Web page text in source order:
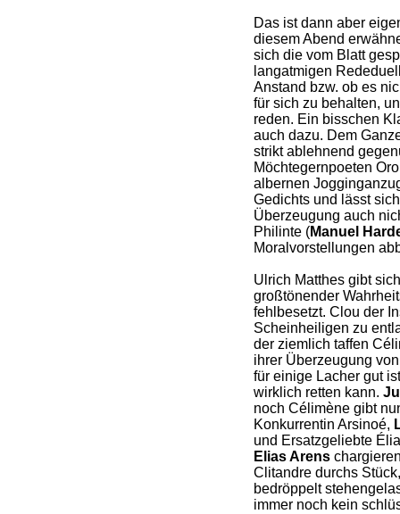
Das ist dann aber
diesem Abend
sich die vom Blatt
langatmigen
Anstand bzw. ob es
für sich zu behalten,
reden. Ein bisschen
auch dazu. Dem
strikt ablehnend
Möchtegernpoeten
albernen
Gedichts und lässt
Überzeugung auch
Philinte (Manuel
Moralvorstellungen
Ulrich Matthes gibt
großtönender
fehlbesetzt. Clou der
Scheinheiligen zu
der ziemlich taffen
ihrer Überzeugung
für einige Lacher gut
wirklich retten kann.
noch Célimène gibt
Konkurrentin Arsinoé,
und Ersatzgeliebte
Elias Arens
Clitandre durchs
bedröppelt
immer noch kein